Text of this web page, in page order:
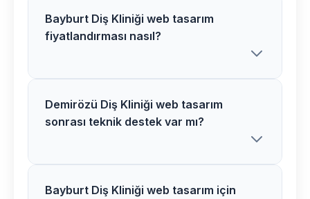
Demirözü bölgesindeki Diş Kliniği web
tasarım projelerimiz genellikle 2-5 hafta
Bayburt Diş Kliniği web tasarım
fiyatlandırması nasıl?
Bayburt bölgesinde Diş Kliniği web
tasarım fiyatlarımız proje kapsamı ve
Demirözü Diş Kliniği web tasarım
sonrası teknik destek var mı?
Evet, Demirözü bölgesindeki tüm Diş
Bayburt Diş Kliniği web tasarım için